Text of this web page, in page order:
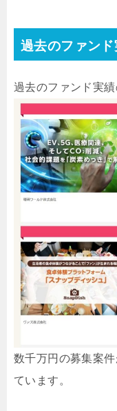
過去のファンド
過去のファンド実績
数千万円の募集案
ています。